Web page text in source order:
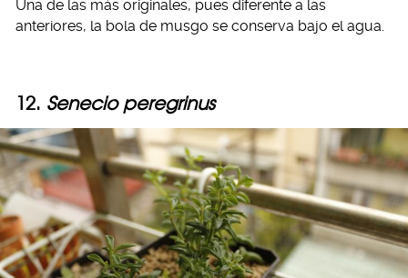
Una de las más originales, pues diferente a las
anteriores, la bola de musgo se conserva bajo el agua.
12. Senecio peregrinus